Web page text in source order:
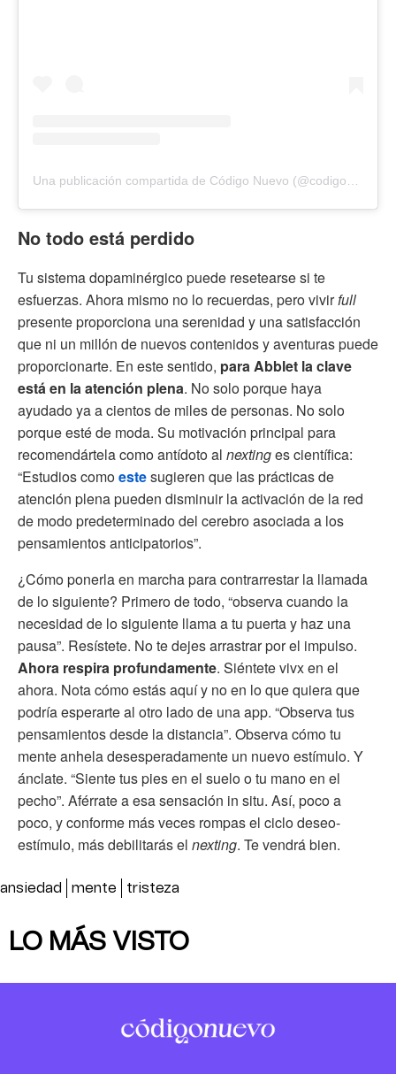
No todo está perdido
Tu sistema dopaminérgico puede resetearse si te
esfuerzas. Ahora mismo no lo recuerdas, pero vivirfull
presente proporciona una serenidad y una satisfacción
que ni un millón de nuevos contenidos y aventuras puede
proporcionarte. En este sentido, para Abblet la clave
está en la atención plena. No solo porque haya
ayudado ya a cientos de miles de personas. No solo
porque esté de moda. Su motivación principal para
recomendártela como antídoto al nextinges científica:
“Estudios comoestesugieren que las prácticas de
atención plena pueden disminuir la activación de la red
de modo predeterminado del cerebro asociada a los
pensamientos anticipatorios”.
¿Cómo ponerla en marcha para contrarrestar la llamada
de lo siguiente? Primero de todo, “observa cuando la
necesidad de lo siguiente llama a tu puerta y haz una
pausa”. Resístete. No te dejes arrastrar por el impulso.
Ahora respira profundamente. Siéntete vivx en el
ahora. Nota cómo estás aquí y no en lo que quiera que
podría esperarte al otro lado de una app. “Observa tus
pensamientos desde la distancia”. Observa cómo tu
mente anhela desesperadamente un nuevo estímulo. Y
ánclate. “Siente tus pies en el suelo o tu mano en el
pecho”. Aférrate a esa sensación in situ. Así, poco a
poco, y conforme más veces rompas el ciclo deseo-
estímulo, más debilitarás el nexting. Te vendrá bien.
ansiedad mente tristeza
LO MÁS VISTO